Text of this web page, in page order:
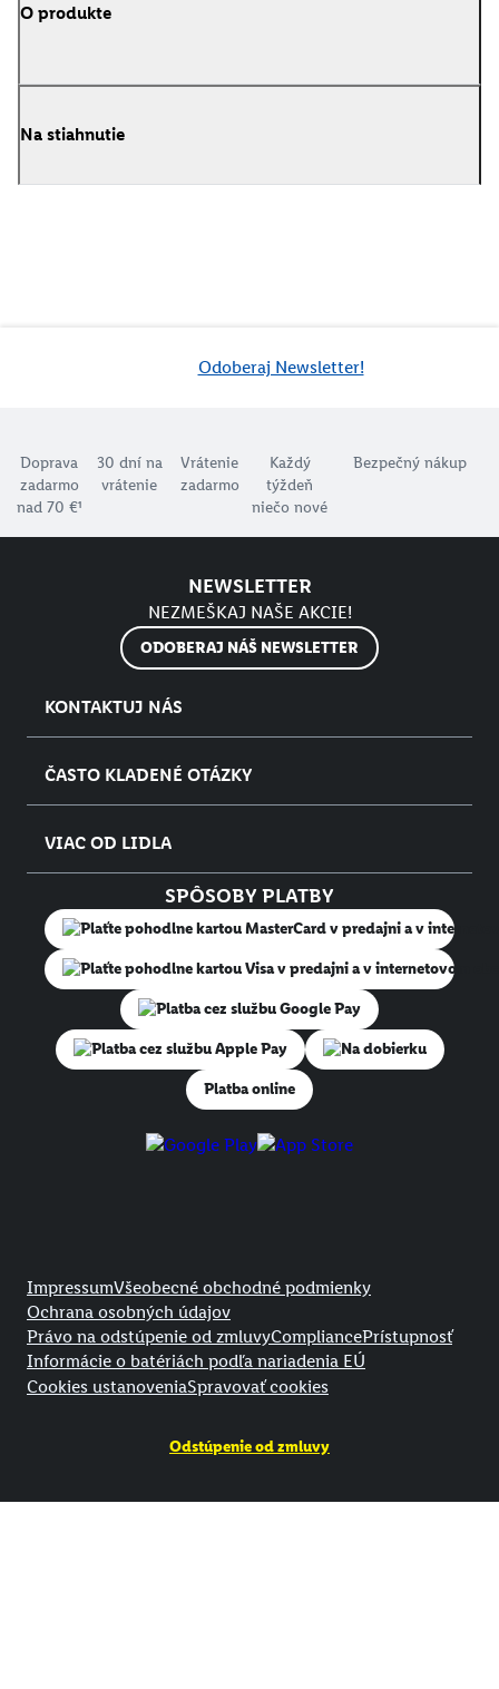
O produkte
Na stiahnutie
Odoberaj Newsletter!
Doprava
zadarmo
nad 70 €¹
30 dní na
vrátenie
Vrátenie
zadarmo
Každý
týždeň
niečo nové
Bezpečný nákup
NEWSLETTER
NEZMEŠKAJ NAŠE AKCIE!
ODOBERAJ NÁŠ NEWSLETTER
KONTAKTUJ NÁS
ČASTO KLADENÉ OTÁZKY
VIAC OD LIDLA
SPÔSOBY PLATBY
Na dobierku
Platba online
ImpressumVšeobecné obchodné podmienky
Ochrana osobných údajov
Právo na odstúpenie od zmluvyCompliancePrístupnosť
Informácie o batériách podľa nariadenia EÚ
Cookies ustanoveniaSpravovať cookies
Odstúpenie od zmluvy